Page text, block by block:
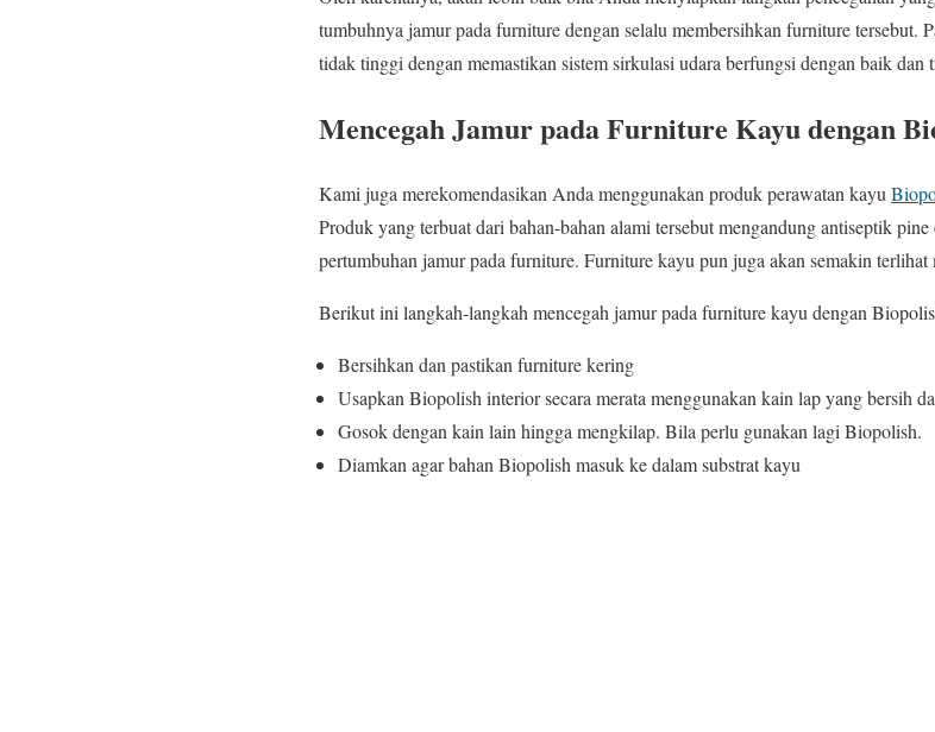
tumbuhnya jamur pada furniture dengan selalu membersihkan furniture tersebut.
tidak tinggi dengan memastikan sistem sirkulasi udara berfungsi dengan baik
Mencegah Jamur pada Furniture Kayu dengan
Kami juga merekomendasikan Anda menggunakan produk perawatan kayu
Produk yang terbuat dari bahan-bahan alami tersebut mengandung antiseptik
pertumbuhan jamur pada furniture. Furniture kayu pun juga akan semakin
Berikut ini langkah-langkah mencegah jamur pada furniture kayu dengan
Bersihkan dan pastikan furniture kering
Usapkan Biopolish interior secara merata menggunakan kain lap yang bersih
Gosok dengan kain lain hingga mengkilap. Bila perlu gunakan lagi Biopolish.
Diamkan agar bahan Biopolish masuk ke dalam substrat kayu